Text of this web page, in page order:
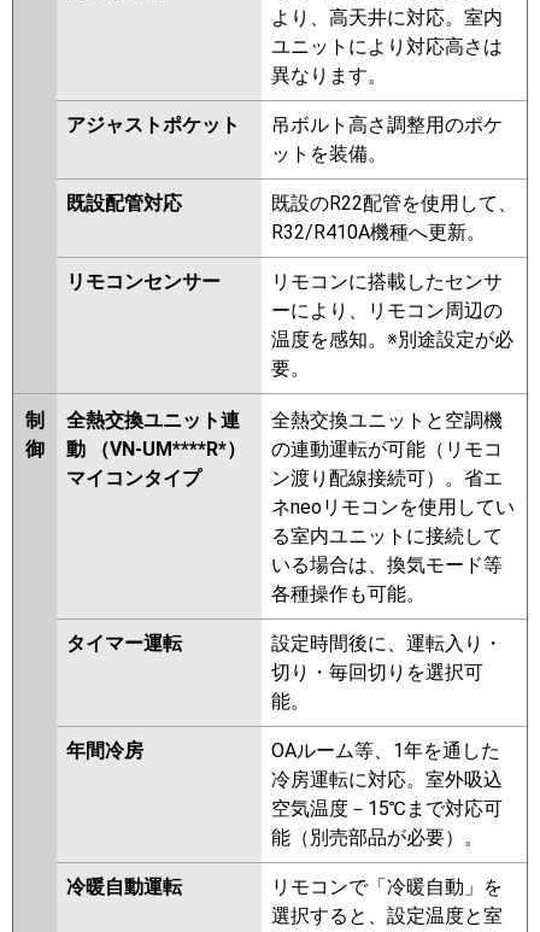
より、高天井に対応。室内
ユニットにより対応高さは
異なります。
アジャストポケット
吊ボルト高さ調整用のポケ
ットを装備。
既設配管対応
既設のR22配管を使用して、
R32/R410A機種へ更新。
リモコンセンサー
リモコンに搭載したセンサ
ーにより、リモコン周辺の
温度を感知。※別途設定が必
要。
制
御
全熱交換ユニット連
動 （VN-UM****R*）
マイコンタイプ
全熱交換ユニットと空調機
の連動運転が可能（リモコ
ン渡り配線接続可）。省エ
ネneoリモコンを使用してい
る室内ユニットに接続して
いる場合は、換気モード等
各種操作も可能。
タイマー運転
設定時間後に、運転入り・
切り・毎回切りを選択可
能。
年間冷房
OAルーム等、1年を通した
冷房運転に対応。室外吸込
空気温度－15℃まで対応可
能（別売部品が必要）。
冷暖自動運転
リモコンで「冷暖自動」を
選択すると、設定温度と室